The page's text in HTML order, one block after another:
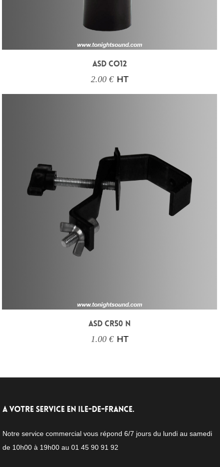
ASD CO12
2.00 € HT
ASD CR50 N
1.00 € HT
A VOTRE SERVICE EN ILE-DE-FRANCE.
Notre service commercial vous répond 6/7 jours du lundi au samedi
de 10h00 à 19h00 au 01 45 90 91 92